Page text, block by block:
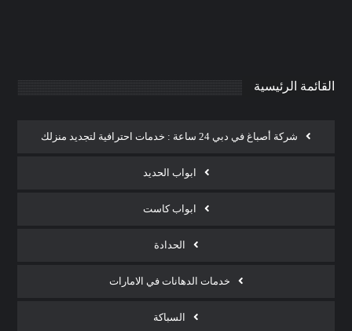
القائمة الرئيسية
شركة أصباغ في دبي 24 ساعة : خدمات احترافية لتجديد منزلك
ابواب الحديد
ابواب كاست
الحدادة
خدمات الدهانات في الامارات
السباكة